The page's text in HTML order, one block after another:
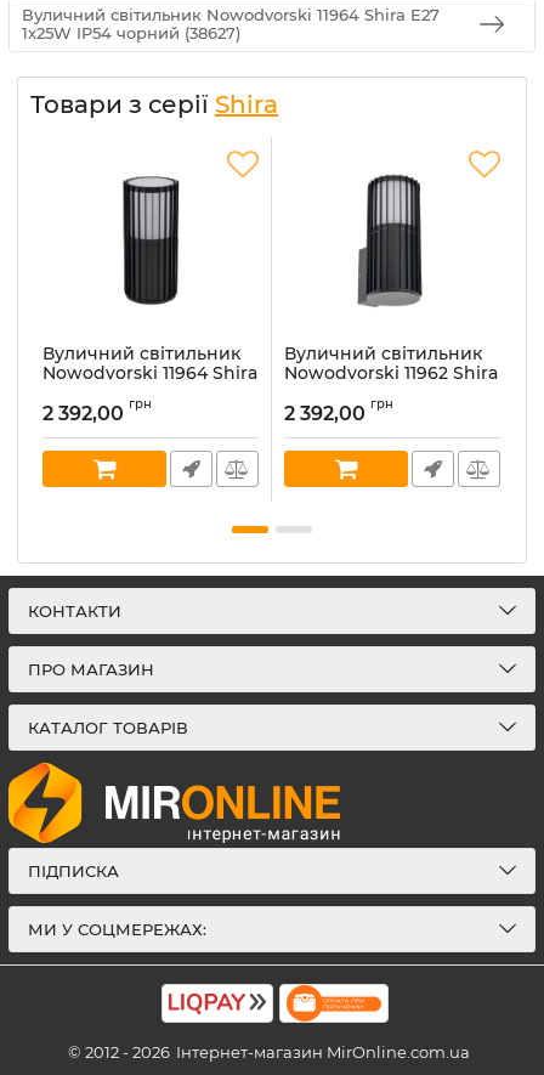
Вуличний світильник Nowodvorski 11964 Shira E27
1x25W IP54 чорний (38627)
Товари з серії Shira
Вуличний світильник
Nowodvorski 11964 Shira
(38627)
Артикул:11964
В наявності:
2 392,00 грн
Вуличний світильник
Nowodvorski 11962 Shira
(38165)
Артикул:11962
В наявності:
2 392,00 грн
КОНТАКТИ
ПРО МАГАЗИН
КАТАЛОГ ТОВАРІВ
ПІДПИСКА
МИ У СОЦМЕРЕЖАХ:
© 2012 - 2026 Інтернет-магазин MirOnline.com.ua